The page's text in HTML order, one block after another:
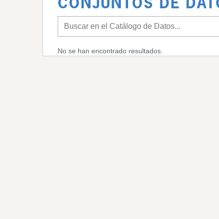
CONJUNTOS DE
No se han encontrado resultados.